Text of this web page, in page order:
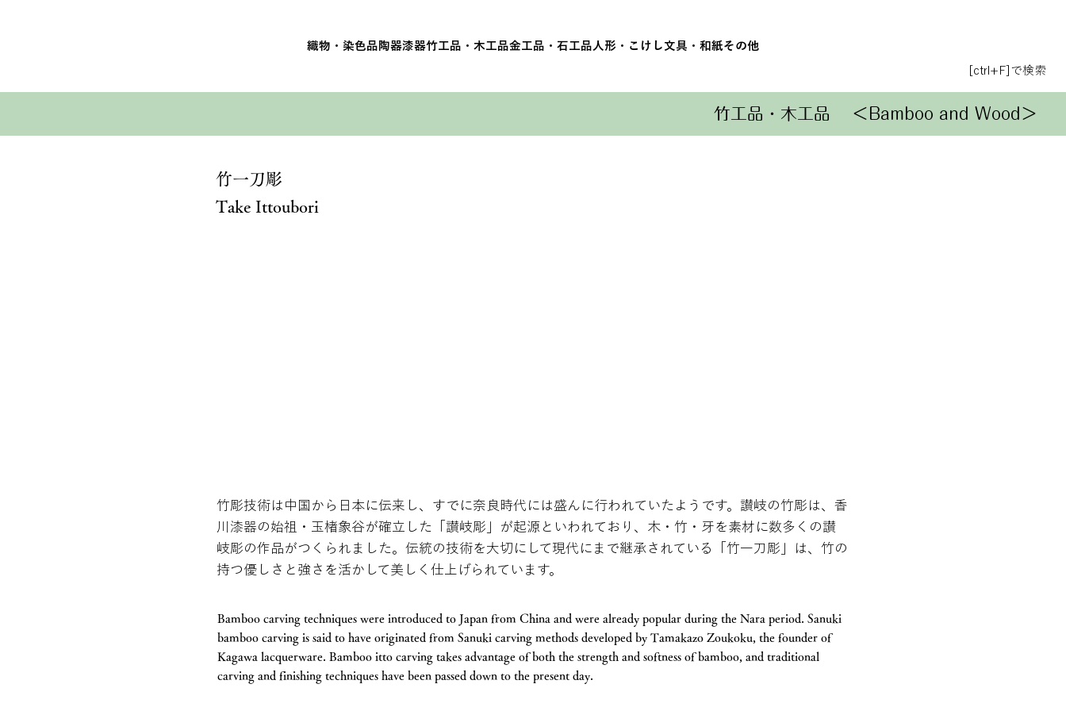
織物・染色品 陶器漆器竹工品・木工品金工品・石工品 人形・こけし 文具・和紙その他
[ctrl+F]で検索
竹工品・木工品 ＜Bamboo and Wood＞
竹一刀彫
Take Ittoubori
竹彫技術は中国から日本に伝来し、すでに奈良時代には盛んに行われていたようです。讃岐の竹彫は、香
川漆器の始祖・玉楮象谷が確立した「讃岐彫」が起源といわれており、木・竹・牙を素材に数多くの讃
岐彫の作品がつくられました。伝統の技術を大切にして現代にまで継承されている「竹一刀彫」は、竹の
持つ優しさと強さを活かして美しく仕上げられています。
Bamboo carving techniques were introduced to Japan from China and were already popular during the Nara period. Sanuki
bamboo carving is said to have originated from Sanuki carving methods developed by Tamakazo Zoukoku, the founder of
Kagawa lacquerware. Bamboo itto carving takes advantage of both the strength and softness of bamboo, and traditional
carving and finishing techniques have been passed down to the present day.